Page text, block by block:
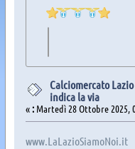
Calciomercato
indica la via
«:Martedì 28 Ottobre 2025,
www.LaLazioSiamoNoi.it